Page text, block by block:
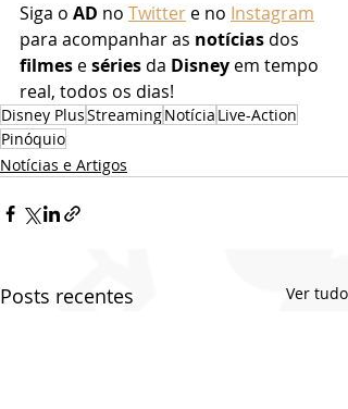
Siga o AD no Twitter e no Instagram
para acompanhar as notícias dos
filmes e séries da Disney em tempo
real, todos os dias!
Disney PlusStreamingNotícia Live-Action
Pinóquio
Notícias e Artigos
Posts recentes Ver tudo